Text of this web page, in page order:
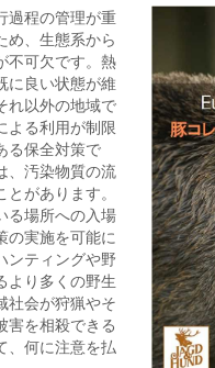
過程の管理が重
め、生態系から
不可欠です。熱
に良い状態が維
れ以外の地域で
よる利用が制限
る保全対策で
、汚染物質の流
があります。
る場所への入場
の実施を可能に
ンティングや野
より多くの野生
社会が狩猟やそ
害を相殺できる
、何に注意を払